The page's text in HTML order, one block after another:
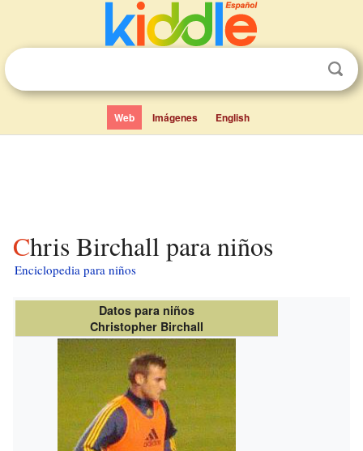
Web Imágenes English
Chris Birchall para niños
Enciclopedia para niños
Datos para niños
Christopher Birchall